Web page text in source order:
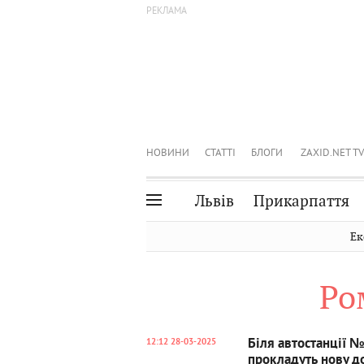
НОВИНИ СТАТТІ БЛОГИ ZAXID.NET TV
Львів Прикарпаття
12:12 28-03-2025
Біля автостанції
прокладуть нову